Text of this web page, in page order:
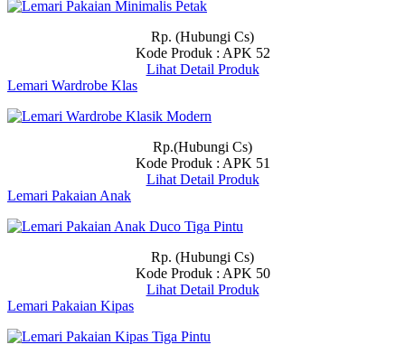
Rp. (Hubungi Cs)
Kode Produk : APK 52
Lihat Detail Produk
Lemari Wardrobe Klas
Rp.(Hubungi Cs)
Kode Produk : APK 51
Lihat Detail Produk
Lemari Pakaian Anak
Rp. (Hubungi Cs)
Kode Produk : APK 50
Lihat Detail Produk
Lemari Pakaian Kipas